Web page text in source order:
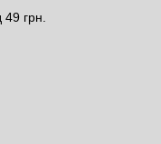
грн.